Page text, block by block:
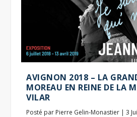
AVIGNON 2018 – LA
MOREAU EN REINE DE LA
VILAR
Posté par Pierre Gelin-Monastier |3